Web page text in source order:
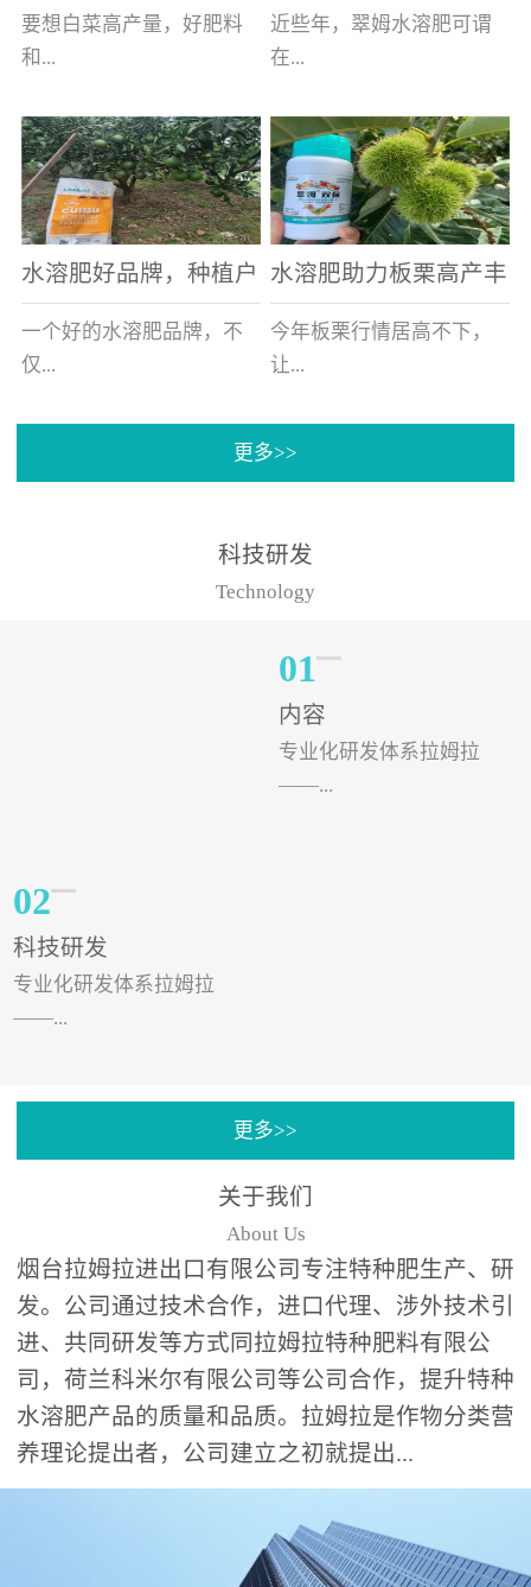
白菜增产不是问题
要想白菜高产量，好肥料
和...
好的技术管理缺一不可，
相信广大白菜种植户们都
深有体会。今天就一起来
看看，什么样的水溶肥可
以让你的...
的好帮手
近些年，翠姆水溶肥可谓
在...
河北草莓区域话题不减，
不但在草莓上表现效果明
显，使用的种植户更是越
来越多。今天，借此机
会，一起来...
水溶肥好品牌，种植户
纷纷为“翠姆“点赞
一个好的水溶肥品牌，不
仅...
帮助作物增产增收，更要
实力。今天要讲的水溶肥
水溶肥助力板栗高产丰
产
今年板栗行情居高不下，
让...
许多板栗种植户都获得了
有位王大姐今年使用一款
非常火爆...
更多>>
科技研发
Technology
01
内容
专业化研发体系拉姆拉
——...
02
科技研发
专业化研发体系拉姆拉
——...
分中心”的科研开发系统，
更多>>
关于我们
About Us
烟台拉姆拉进出口有限公司专注特种肥生产、研
发。公司通过技术合作，进口代理、涉外技术引
进、共同研发等方式同拉姆拉特种肥料有限公
司，荷兰科米尔有限公司等公司合作，提升特种
水溶肥产品的质量和品质。拉姆拉是作物分类营
养理论提出者，公司建立之初就提出...